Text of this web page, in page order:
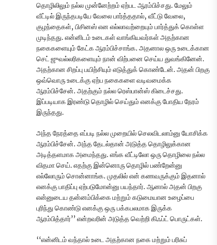
தொழிலிலும் நல்ல முன்னேற்றம் ஏற்பட ஆரம்பிச்சது. மேலும்
வீட்டில் இருந்தபடியே வேலை பார்த்ததால், வீட்டு வேலை,
குழந்தைகள், பிசினஸ் என எல்லாவற்றையும் பார்த்துக் கொள்ள
முடிந்தது. என்னிடம் உடைகள் வாங்கியவர்கள் அதற்கான
நகைகளையும் கேட்க ஆரம்பிச்சாங்க. அதனால ஒரு உடைக்கான
செட் ஜுவல்லரிகளையும் நான் விற்பனை செய்ய துவங்கினேன்.
அதற்கான சிறப்பு பயிற்சியும் எடுத்துக் கொண்டேன். அதன் பிறகு
ஒவ்வொரு உடைக்கு ஏற்ப நகைகளை வடிவமைக்க
ஆரம்பிச்சேன். அதற்கும் நல்ல ரெஸ்பான்ஸ் கிடைச்சது.
இப்படியாக இரண்டு தொழில் செய்தும் எனக்கு போதிய நேரம்
இருந்தது.
அந்த நேரத்தை எப்படி நல்ல முறையில் செலவிடலாம்னு யோசிக்க
ஆரம்பிச்சேன். அந்த தேடல்தான் அடுத்த தொழிலுக்கான
அடித்தளமாக அமைந்தது. எங்க வீட்டிலோ ஒரு தொழிலை நல்ல
விதமா செய். எதற்கு இன்னொரு தொழில் பண்றேன்னு
எல்லோரும் சொன்னாங்க. முதலில் என் கணவருக்கும் இதனால்
எனக்கு பாதிப்பு ஏற்படுமோன்னு பயந்தார். ஆனால் அதன் பிறகு
என்னுடைய தன்னம்பிக்கை மற்றும் கடுமையான உழைப்பை
புரிந்து கொண்டு எனக்கு ஒரு பக்கபலமாக இருக்க
ஆரம்பித்தார்’’ என்றவரின் அடுத்த வெற்றி கிஃப்ட் பொருட்கள்.
‘‘என்னிடம் வந்தால் உடை அதற்கான நகை மற்றும் பரிசுப்